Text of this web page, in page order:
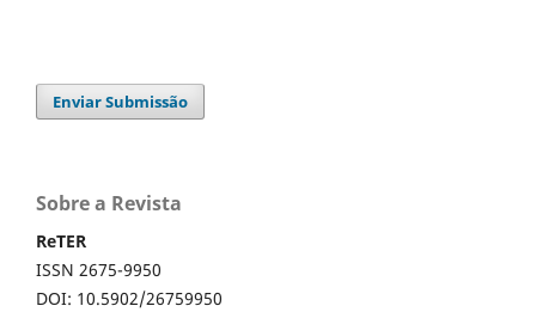
Enviar Submissão
Sobre a Revista
ReTER
ISSN 2675-9950
DOI: 10.5902/26759950